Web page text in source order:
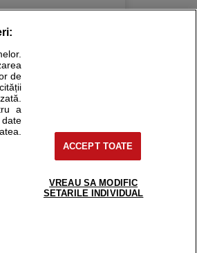
medical direct si
dintre medicii pe care
support@sfatulmedicului.ro
de
a
date
ACCEPT TOATE
VREAU SA MODIFIC
SETARILE INDIVIDUAL